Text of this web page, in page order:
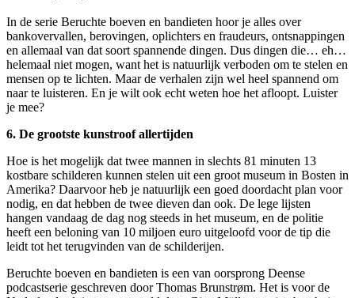
In de serie Beruchte boeven en bandieten hoor je alles over
bankovervallen, berovingen, oplichters en fraudeurs, ontsnappingen
en allemaal van dat soort spannende dingen. Dus dingen die… eh…
helemaal niet mogen, want het is natuurlijk verboden om te stelen en
mensen op te lichten. Maar de verhalen zijn wel heel spannend om
naar te luisteren. En je wilt ook echt weten hoe het afloopt. Luister
je mee?
6. De grootste kunstroof allertijden
Hoe is het mogelijk dat twee mannen in slechts 81 minuten 13
kostbare schilderen kunnen stelen uit een groot museum in Bosten in
Amerika? Daarvoor heb je natuurlijk een goed doordacht plan voor
nodig, en dat hebben de twee dieven dan ook. De lege lijsten
hangen vandaag de dag nog steeds in het museum, en de politie
heeft een beloning van 10 miljoen euro uitgeloofd voor de tip die
leidt tot het terugvinden van de schilderijen.
Beruchte boeven en bandieten is een van oorsprong Deense
podcastserie geschreven door Thomas Brunstrøm. Het is voor de